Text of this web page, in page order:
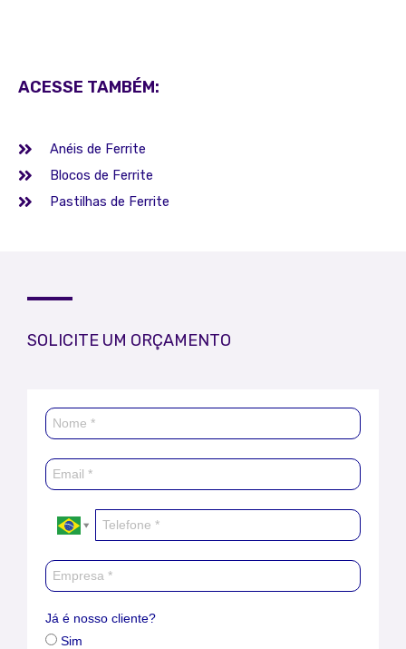
ACESSE TAMBÉM:
Anéis de Ferrite
Blocos de Ferrite
Pastilhas de Ferrite
SOLICITE UM ORÇAMENTO
Já é nosso cliente?
Sim